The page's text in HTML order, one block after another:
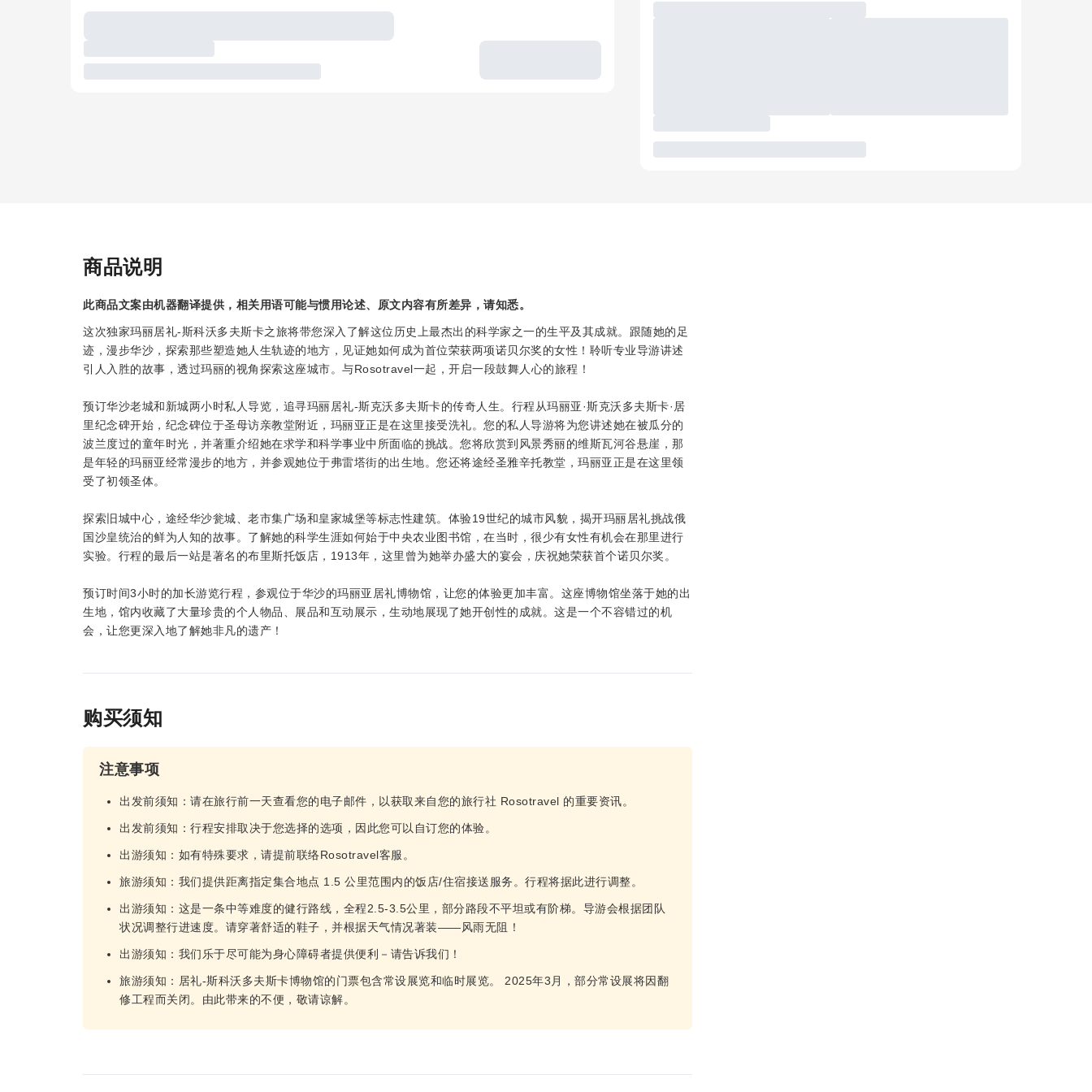
商品说明
此商品文案由机器翻译提供，相关用语可能与惯用论述、原文内容有所差异，请知悉。
这次独家玛丽居礼-斯科沃多夫斯卡之旅将带您深入了解这位历史上最杰出的科学家之一的生平及其成就。跟随她的足
迹，漫步华沙，探索那些塑造她人生轨迹的地方，见证她如何成为首位荣获两项诺贝尔奖的女性！聆听专业导游讲述
引人入胜的故事，透过玛丽的视角探索这座城市。与Rosotravel一起，开启一段鼓舞人心的旅程！
预订华沙老城和新城两小时私人导览，追寻玛丽居礼-斯克沃多夫斯卡的传奇人生。行程从玛丽亚·斯克沃多夫斯卡·居
里纪念碑开始，纪念碑位于圣母访亲教堂附近，玛丽亚正是在这里接受洗礼。您的私人导游将为您讲述她在被瓜分的
波兰度过的童年时光，并著重介绍她在求学和科学事业中所面临的挑战。您将欣赏到风景秀丽的维斯瓦河谷悬崖，那
是年轻的玛丽亚经常漫步的地方，并参观她位于弗雷塔街的出生地。您还将途经圣雅辛托教堂，玛丽亚正是在这里领
受了初领圣体。
探索旧城中心，途经华沙瓮城、老市集广场和皇家城堡等标志性建筑。体验19世纪的城市风貌，揭开玛丽居礼挑战俄
国沙皇统治的鲜为人知的故事。了解她的科学生涯如何始于中央农业图书馆，在当时，很少有女性有机会在那里进行
实验。行程的最后一站是著名的布里斯托饭店，1913年，这里曾为她举办盛大的宴会，庆祝她荣获首个诺贝尔奖。
预订时间3小时的加长游览行程，参观位于华沙的玛丽亚居礼博物馆，让您的体验更加丰富。这座博物馆坐落于她的出
生地，馆内收藏了大量珍贵的个人物品、展品和互动展示，生动地展现了她开创性的成就。这是一个不容错过的机
会，让您更深入地了解她非凡的遗产！
购买须知
注意事项
出发前须知：请在旅行前一天查看您的电子邮件，以获取来自您的旅行社 Rosotravel 的重要资讯。
出发前须知：行程安排取决于您选择的选项，因此您可以自订您的体验。
出游须知：如有特殊要求，请提前联络Rosotravel客服。
旅游须知：我们提供距离指定集合地点 1.5 公里范围内的饭店/住宿接送服务。行程将据此进行调整。
出游须知：这是一条中等难度的健行路线，全程2.5-3.5公里，部分路段不平坦或有阶梯。导游会根据团队
状况调整行进速度。请穿著舒适的鞋子，并根据天气情况著装——风雨无阻！
出游须知：我们乐于尽可能为身心障碍者提供便利－请告诉我们！
旅游须知：居礼-斯科沃多夫斯卡博物馆的门票包含常设展览和临时展览。 2025年3月，部分常设展将因翻
修工程而关闭。由此带来的不便，敬请谅解。